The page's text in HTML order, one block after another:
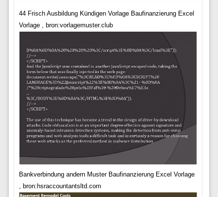
44 Frisch Ausbildung Kündigen Vorlage Baufinanzierung Excel
Vorlage , bron:vorlagemuster.club
Bankverbindung andern Muster Baufinanzierung Excel Vorlage
, bron:hsraccountantsltd.com